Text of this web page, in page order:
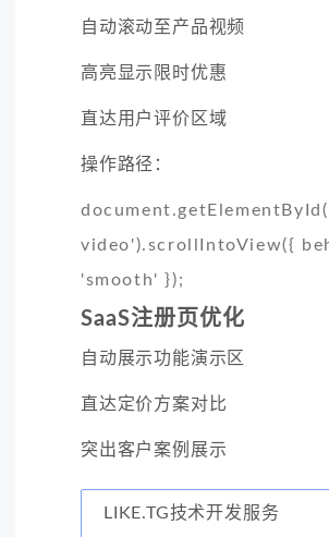
自动滚动至产品视频
高亮显示限时优惠
直达用户评价区域
操作路径：
video').scrollIntoView({
'smooth' });
SaaS注册页优化
自动展示功能演示区
直达定价方案对比
突出客户案例展示
LIKE.TG技术开发服务